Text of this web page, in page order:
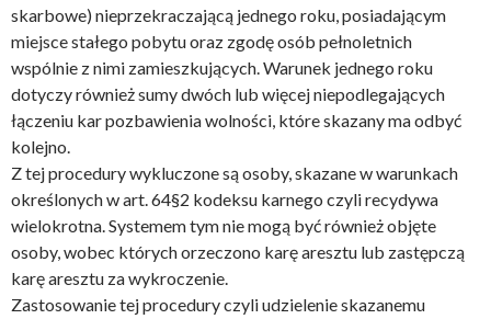
skarbowe) nieprzekraczającą jednego roku, posiadającym
miejsce stałego pobytu oraz zgodę osób pełnoletnich
wspólnie z nimi zamieszkujących. Warunek jednego roku
dotyczy również sumy dwóch lub więcej niepodlegających
łączeniu kar pozbawienia wolności, które skazany ma odbyć
kolejno.
Z tej procedury wykluczone są osoby, skazane w warunkach
określonych w art. 64§2 kodeksu karnego czyli recydywa
wielokrotna. Systemem tym nie mogą być również objęte
osoby, wobec których orzeczono karę aresztu lub zastępczą
karę aresztu za wykroczenie.
Zastosowanie tej procedury czyli udzielenie skazanemu